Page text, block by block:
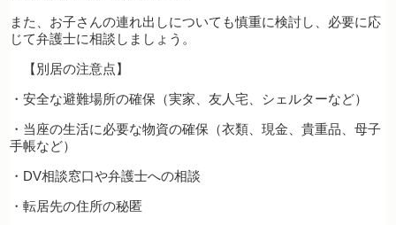
また、お子さんの連れ出しについても慎重に検討し、必要に応
じて弁護士に相談しましょう。
【別居の注意点】
・安全な避難場所の確保（実家、友人宅、シェルターなど）
・当座の生活に必要な物資の確保（衣類、現金、貴重品、母子
手帳など）
・DV相談窓口や弁護士への相談
・転居先の住所の秘匿